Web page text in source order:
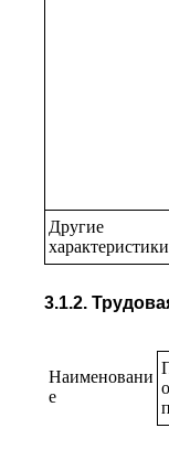
Другие
характеристики
3.1.2.
Наименовани
е